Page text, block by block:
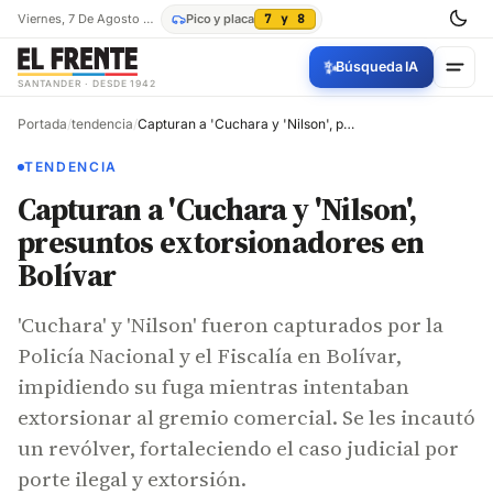
Viernes, 7 De Agosto De 2026 Pico y placa 7 y 8
SANTANDER · DESDE 1942
✨Búsqueda IA
Portada/tendencia/ Capturan a 'Cuchara y 'Nilson', presuntos extorsionadores en Bolívar
TENDENCIA
Capturan a 'Cuchara y 'Nilson',
presuntos extorsionadores en
Bolívar
'Cuchara' y 'Nilson' fueron capturados por la
Policía Nacional y el Fiscalía en Bolívar,
impidiendo su fuga mientras intentaban
extorsionar al gremio comercial. Se les incautó
un revólver, fortaleciendo el caso judicial por
porte ilegal y extorsión.